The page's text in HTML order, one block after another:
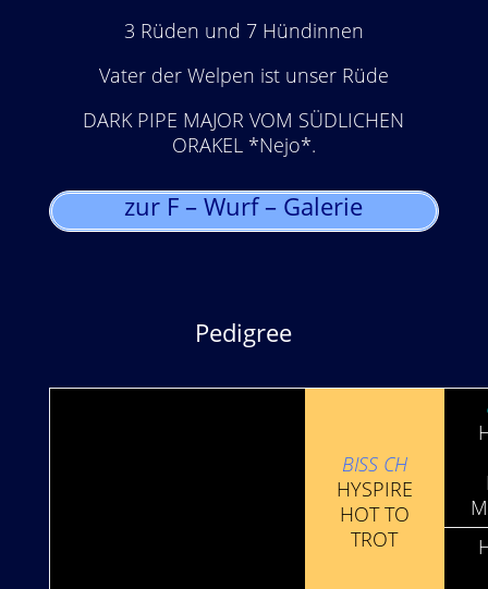
3 Rüden und 7 Hündinnen
Vater der Welpen ist unser Rüde
DARK PIPE MAJOR VOM SÜDLICHEN
ORAKEL *Nejo*.
zur F – Wurf – Galerie
Pedigree
BISS CH
HYS­PIRE
HOT TO
TROT